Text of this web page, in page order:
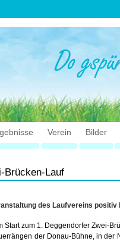
Verein Bilder
Brücken-Lauf
des Laufvereins positiv
Start zum 1. Deggendorfer Zwei-
der Donau-Bühne, in der